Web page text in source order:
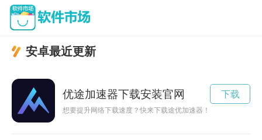
安卓最近更新
优途加速器下载安装官网
想要提升网络下载速度？快来下载途优加速器！让您的网络畅
下载